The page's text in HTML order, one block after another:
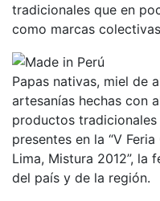
tradicionales que en
como marcas
Papas nativas, miel de
artesanías hechas con
productos
presentes en la “V
Lima, Mistura 2012”, la
del país y de la región.